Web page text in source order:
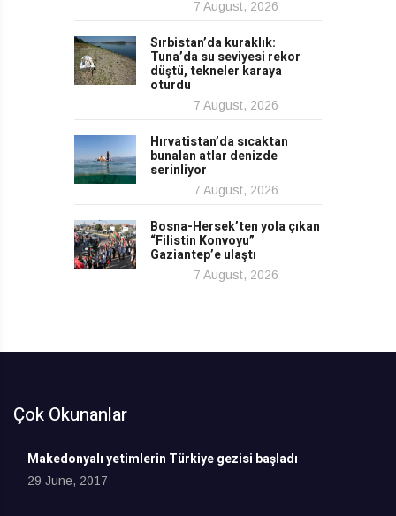
7 August, 2026
Sırbistan’da kuraklık:
Tuna’da su seviyesi rekor
düştü, tekneler karaya
oturdu
7 August, 2026
Hırvatistan’da sıcaktan
bunalan atlar denizde
serinliyor
7 August, 2026
Bosna-Hersek’ten yola çıkan
“Filistin Konvoyu”
Gaziantep’e ulaştı
7 August, 2026
Çok Okunanlar
Makedonyalı yetimlerin Türkiye gezisi başladı
29 June, 2017